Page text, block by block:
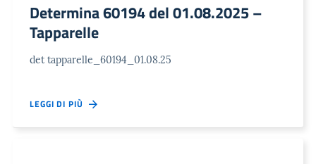
Determina 60194 del 01.08.2025 –
Tapparelle
det tapparelle_60194_01.08.25
LEGGI DI PIÙ